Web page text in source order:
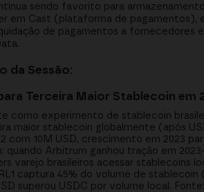
sendo favorito para
em Cast (plataforma de
de pagamentos a fornecedores
da Sessão:
Terceira Maior Stablecoin em
como experimento de stablecoin
maior stablecoin globalmente (após
com 10M USD, crescimento em 2023
quando Arbitrum ganhou tração em
varejo brasileiros acessar stablecoins
captura 45% do volume de
superou USDC por volume local.